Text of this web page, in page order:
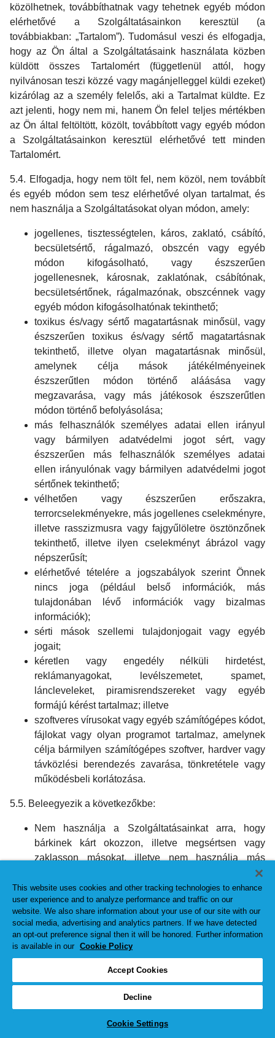
közölhetnek, továbbíthatnak vagy tehetnek egyéb módon
elérhetővé a Szolgáltatásainkon keresztül (a
továbbiakban: „Tartalom”). Tudomásul veszi és elfogadja,
hogy az Ön által a Szolgáltatásaink használata közben
küldött összes Tartalomért (függetlenül attól, hogy
nyilvánosan teszi közzé vagy magánjelleggel küldi ezeket)
kizárólag az a személy felelős, aki a Tartalmat küldte. Ez
azt jelenti, hogy nem mi, hanem Ön felel teljes mértékben
az Ön által feltöltött, közölt, továbbított vagy egyéb módon
a Szolgáltatásainkon keresztül elérhetővé tett minden
Tartalomért.
5.4. Elfogadja, hogy nem tölt fel, nem közöl, nem továbbít
és egyéb módon sem tesz elérhetővé olyan tartalmat, és
nem használja a Szolgáltatásokat olyan módon, amely:
jogellenes, tisztességtelen, káros, zaklató, csábító,
becsületsértő, rágalmazó, obszcén vagy egyéb
módon kifogásolható, vagy észszerűen
jogellenesnek, károsnak, zaklatónak, csábítónak,
becsületsértőnek, rágalmazónak, obszcénnek vagy
egyéb módon kifogásolhatónak tekinthető;
toxikus és/vagy sértő magatartásnak minősül, vagy
észszerűen toxikus és/vagy sértő magatartásnak
tekinthető, illetve olyan magatartásnak minősül,
amelynek célja mások játékélményeinek
észszerűtlen módon történő aláásása vagy
megzavarása, vagy más játékosok észszerűtlen
módon történő befolyásolása;
más felhasználók személyes adatai ellen irányul
vagy bármilyen adatvédelmi jogot sért, vagy
észszerűen más felhasználók személyes adatai
ellen irányulónak vagy bármilyen adatvédelmi jogot
sértőnek tekinthető;
vélhetően vagy észszerűen erőszakra,
terrorcselekményekre, más jogellenes cselekményre,
illetve rasszizmusra vagy fajgyűlöletre ösztönzőnek
tekinthető, illetve ilyen cselekményt ábrázol vagy
népszerűsít;
elérhetővé tételére a jogszabályok szerint Önnek
nincs joga (például belső információk, más
tulajdonában lévő információk vagy bizalmas
információk);
sérti mások szellemi tulajdonjogait vagy egyéb
jogait;
kéretlen vagy engedély nélküli hirdetést,
reklámanyagokat, levélszemetet, spamet,
láncleveleket, piramisrendszereket vagy egyéb
formájú kérést tartalmaz; illetve
szoftveres vírusokat vagy egyéb számítógépes kódot,
fájlokat vagy olyan programot tartalmaz, amelynek
célja bármilyen számítógépes szoftver, hardver vagy
távközlési berendezés zavarása, tönkretétele vagy
működésbeli korlátozása.
5.5. Beleegyezik a következőkbe:
Nem használja a Szolgáltatásainkat arra, hogy
bárkinek kárt okozzon, illetve megsértsen vagy
zaklasson másokat, illetve nem használja más
módon a Szolgáltatásainkat olyan célra, amely
mások játékélményeinek észszerűtlen módon történő
aláásására vagy megzavarására, vagy más
játékosok észszerűtlen módon történő
befolyásolására irányul (korlátozás nélkül beleértve
a toxikus vagy sértő magatartás folytatását);
Nem használja a Szolgáltatásokat vagy külső felek
rendszereit a vonatkozó jogszabályok és/vagy a
Nem használja a Szolgáltatásokat vagy azok egyes
This website uses cookies and other tracking technologies to enhance
user experience and to analyze performance and traffic on our
website. We also share information about your use of our site with our
social media, advertising and analytics partners. If we have detected
an opt-out preference signal then it will be honored. Further information
is available in our Cookie Policy
Accept Cookies
Decline
Cookie Settings